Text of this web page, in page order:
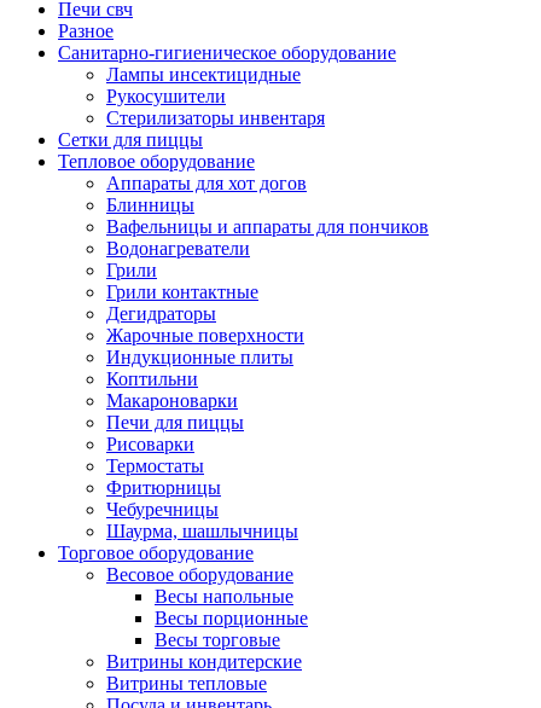
Печи свч
Разное
Санитарно-гигиеническое оборудование
Лампы инсектицидные
Рукосушители
Стерилизаторы инвентаря
Сетки для пиццы
Тепловое оборудование
Аппараты для хот догов
Блинницы
Вафельницы и аппараты для пончиков
Водонагреватели
Грили
Грили контактные
Дегидраторы
Жарочные поверхности
Индукционные плиты
Коптильни
Макароноварки
Печи для пиццы
Рисоварки
Термостаты
Фритюрницы
Чебуречницы
Шаурма, шашлычницы
Торговое оборудование
Весовое оборудование
Весы напольные
Весы порционные
Весы торговые
Витрины кондитерские
Витрины тепловые